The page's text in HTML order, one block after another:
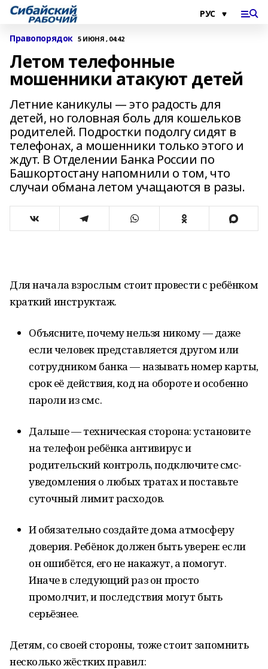
Правопорядок 5 ИЮНЯ , 04:42
Летом телефонные
мошенники атакуют детей
Летние каникулы — это радость для
детей, но головная боль для кошельков
родителей. Подростки подолгу сидят в
телефонах, а мошенники только этого и
ждут. В Отделении Банка России по
Башкортостану напомнили о том, что
случаи обмана летом учащаются в разы.
Для начала взрослым стоит провести с ребёнком
краткий инструктаж.
Объясните, почему нельзя никому — даже
если человек представляется другом или
сотрудником банка — называть номер карты,
срок её действия, код на обороте и особенно
пароли из смс.
Дальше — техническая сторона: установите
на телефон ребёнка антивирус и
родительский контроль, подключите смс-
уведомления о любых тратах и поставьте
суточный лимит расходов.
И обязательно создайте дома атмосферу
доверия. Ребёнок должен быть уверен: если
он ошибётся, его не накажут, а помогут.
Иначе в следующий раз он просто
промолчит, и последствия могут быть
серьёзнее.
Детям, со своей стороны, тоже стоит запомнить
несколько жёстких правил: